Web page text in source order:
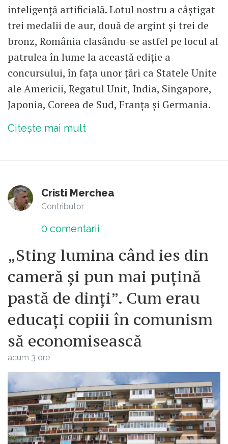
inteligență artificială. Lotul nostru a câștigat
trei medalii de aur, două de argint și trei de
bronz, România clasându-se astfel pe locul al
patrulea în lume la această ediție a
concursului, în fața unor țări ca Statele Unite
ale Americii, Regatul Unit, India, Singapore,
Japonia, Coreea de Sud, Franța și Germania.
Citește mai mult
Cristi Merchea
Contributor
0 comentarii
„Sting lumina când ies din
cameră și pun mai puțină
pastă de dinți”. Cum erau
educați copiii în comunism
să economisească
acum 3 ore